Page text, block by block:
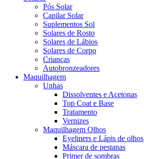
Pós Solar
Capilar Solar
Suplementos Sol
Solares de Rosto
Solares de Lábios
Solares de Corpo
Crianças
Autobronzeadores
Maquilhagem
Unhas
Dissolventes e Acetonas
Top Coat e Base
Tratamento
Vernizes
Maquilhagem Olhos
Eyeliners e Lápis de olhos
Máscara de pestanas
Primer de sombras